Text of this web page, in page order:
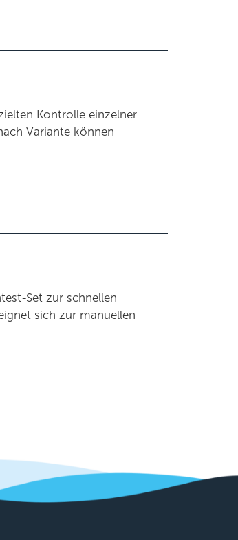
Kontrolle einzelner
Variante können
Set zur schnellen
sich zur manuellen